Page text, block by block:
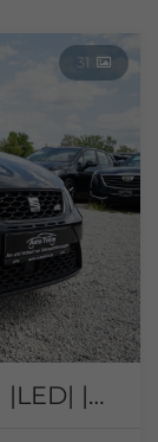
31
Seat Leon Cupra 280 |ACC| |LED| |Navi| |Schalensitze|